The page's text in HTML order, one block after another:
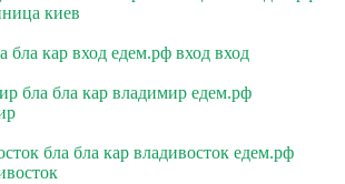
киев
бла кар вход едем.рф вход вход
бла бла кар владимир едем.рф
бла бла кар владивосток едем.рф